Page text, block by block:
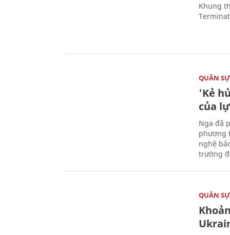
Khung
QUÂN SỰ
'Kẻ
của
Nga đã
phương
nghệ
trường
QUÂN SỰ